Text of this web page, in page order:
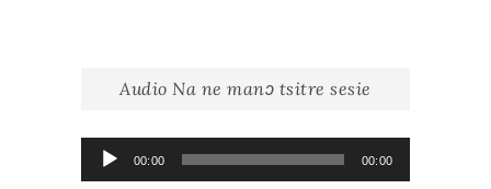
Audio Na ne manɔ tsitre sesie
Lecteur
audio
00:00 00:00